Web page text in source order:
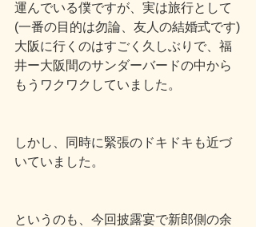
運んでいる僕ですが、実は旅行として
(一番の目的は勿論、友人の結婚式です)
大阪に行くのはすごく久しぶりで、福
井ー大阪間のサンダーバードの中から
もうワクワクしていました。
しかし、同時に緊張のドキドキも近づ
いていました。
というのも、今回披露宴で新郎側の余